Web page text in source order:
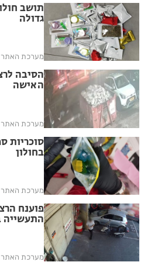
תושב
גדולה
מערכת האתר
הסיבה
האישה
מערכת האתר
סוכריות
בחולון
מערכת האתר
פוענח
התעשייה
מערכת האתר